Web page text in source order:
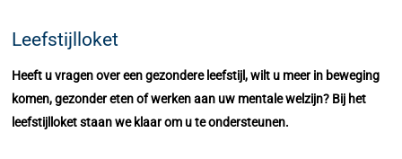
Leefstijlloket
Heeft u vragen over een gezondere leefstijl, wilt u meer in beweging
komen, gezonder eten of werken aan uw mentale welzijn? Bij het
leefstijlloket staan we klaar om u te ondersteunen.